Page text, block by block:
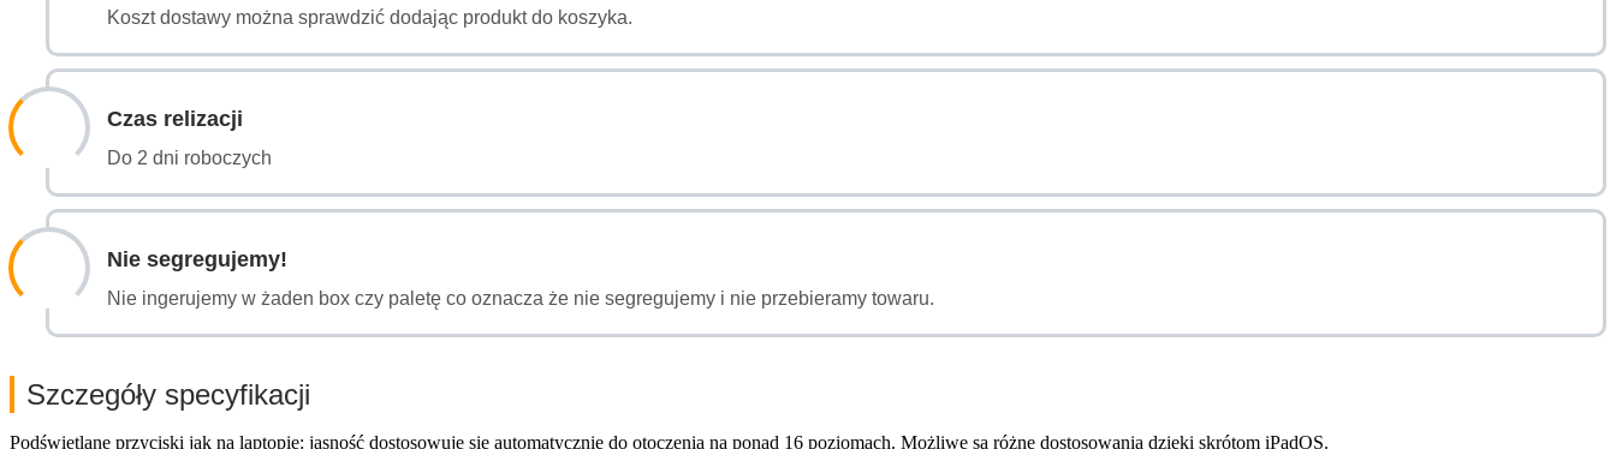
Koszt dostawy można sprawdzić dodając produkt do koszyka.
Czas relizacji
Do 2 dni roboczych
Nie segregujemy!
Nie ingerujemy w żaden box czy paletę co oznacza że nie segregujemy i nie przebieramy towaru.
Szczegóły specyfikacji
Podświetlane przyciski jak na laptopie: jasność dostosowuje się automatycznie do otoczenia na ponad 16 poziomach. Możliwe są różne dostosowania dzięki skrótom iPadOS.